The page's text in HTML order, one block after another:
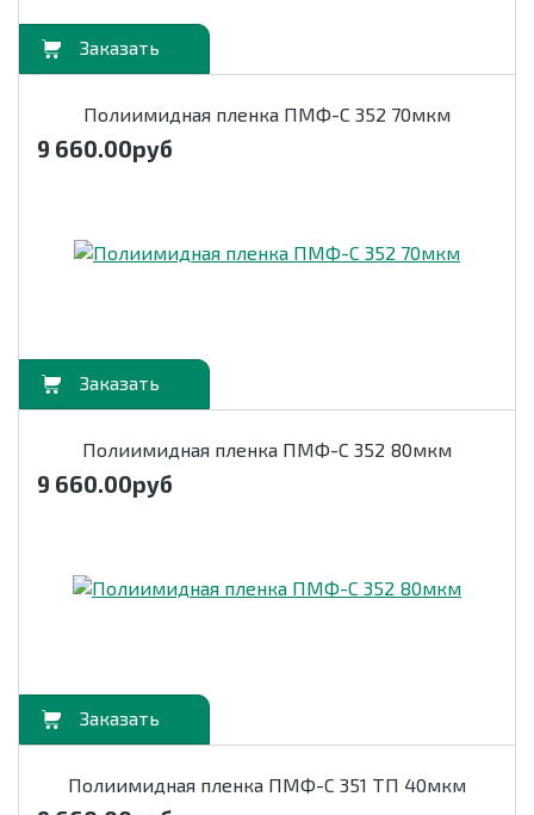
Полиимидная пленка ПМФ-С 352 70мкм
9 660.00руб
Полиимидная пленка ПМФ-С 352 80мкм
9 660.00руб
Полиимидная пленка ПМФ-С 351 ТП 40мкм